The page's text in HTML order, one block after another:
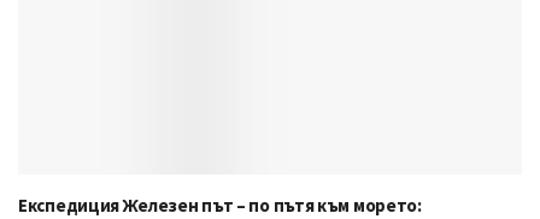
Експедиция Железен път – по пътя към морето: